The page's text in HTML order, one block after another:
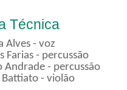
Técnica
Alves - voz
Farias - percussão
Andrade - percussão
- violão